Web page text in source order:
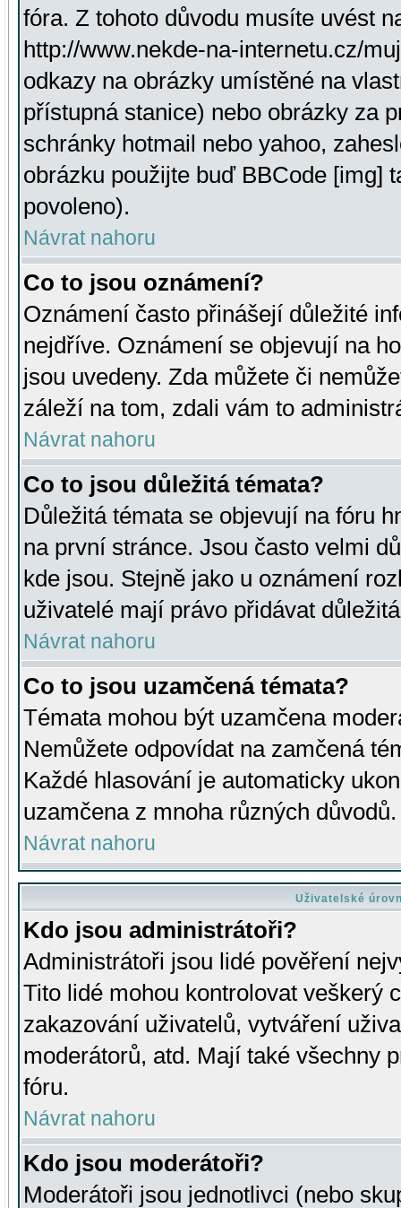
fóra. Z tohoto důvodu musíte uvést
http://www.nekde-na-internetu.cz/
odkazy na obrázky umístěné na
přístupná stanice) nebo obrázky za
schránky hotmail nebo yahoo,
obrázku použijte buď BBCode [img]
povoleno).
Návrat nahoru
Co to jsou oznámení?
Oznámení často přinášejí důležité
nejdříve. Oznámení se objevují na
jsou uvedeny. Zda můžete či
záleží na tom, zdali vám to
Návrat nahoru
Co to jsou důležitá témata?
Důležitá témata se objevují na fóru
na první stránce. Jsou často velmi
kde jsou. Stejně jako u oznámení
uživatelé mají právo přidávat
Návrat nahoru
Co to jsou uzamčená témata?
Témata mohou být uzamčena
Nemůžete odpovídat na zamčená
Každé hlasování je automaticky
uzamčena z mnoha různých důvodů.
Návrat nahoru
Uživatelské
Kdo jsou administrátoři?
Administrátoři jsou lidé pověření
Tito lidé mohou kontrolovat veškerý
zakazování uživatelů, vytváření
moderátorů, atd. Mají také všechny
fóru.
Návrat nahoru
Kdo jsou moderátoři?
Moderátoři jsou jednotlivci (nebo